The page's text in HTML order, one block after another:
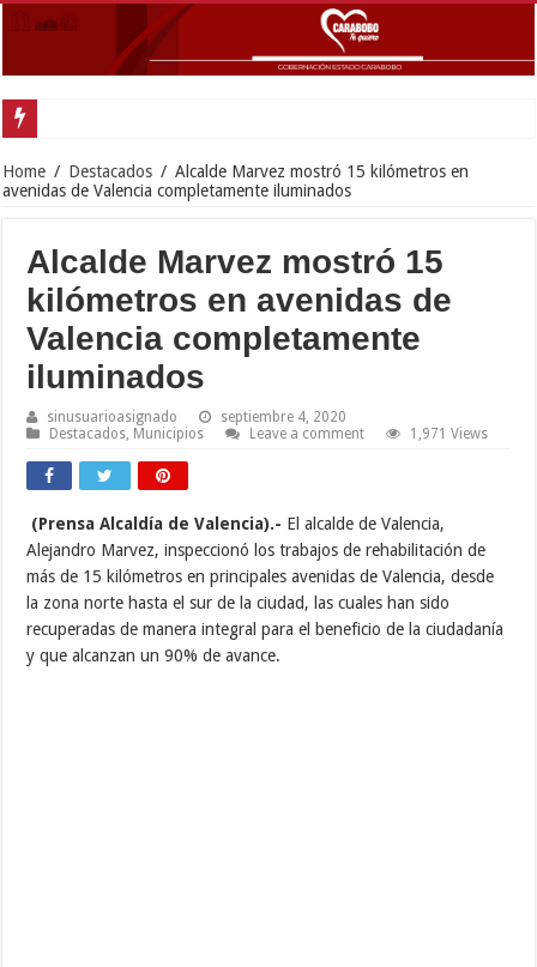
Home / Destacados / Alcalde Marvez mostró 15 kilómetros en
avenidas de Valencia completamente iluminados
Alcalde Marvez mostró 15
kilómetros en avenidas de
Valencia completamente
iluminados
sinusuarioasignado
septiembre 4, 2020
Destacados Municipios Leave a comment 1,971 Views
(Prensa Alcaldía de Valencia).- El alcalde de Valencia,
Alejandro Marvez, inspeccionó los trabajos de rehabilitación de
más de 15 kilómetros en principales avenidas de Valencia, desde
la zona norte hasta el sur de la ciudad, las cuales han sido
recuperadas de manera integral para el beneficio de la ciudadanía
y que alcanzan un 90% de avance.